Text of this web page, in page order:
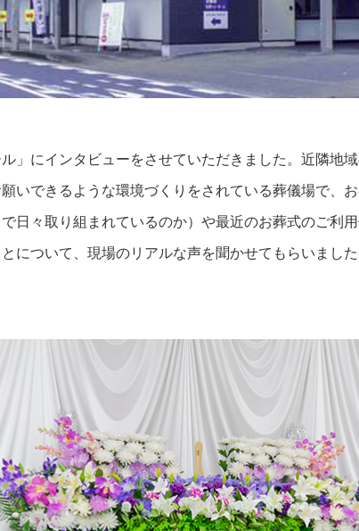
」にインタビューをさせていただきました。近隣地
いできるような環境づくりをされている葬儀場で、
日々取り組まれているのか）や最近のお葬式のご利
について、現場のリアルな声を聞かせてもらいました